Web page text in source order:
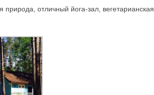
отличный йога-зал, вегетарианская